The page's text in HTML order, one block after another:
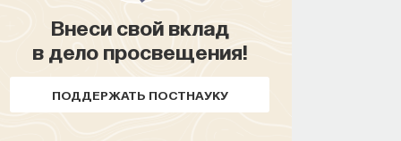
Внеси свой вклад
в дело просвещения!
ПОДДЕРЖАТЬ ПОСТНАУКУ
Наука сна: как управлять
своим сном